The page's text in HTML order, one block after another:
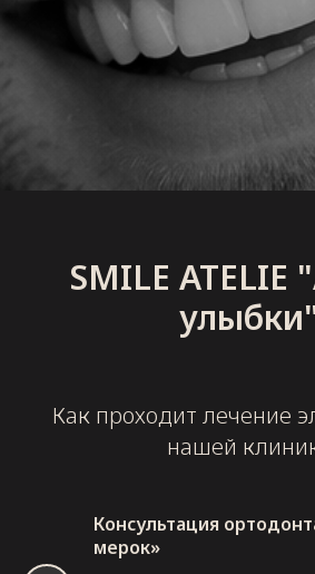
SMILE ATELIE
Как проходит лечение
нашей
Консультация
мерок»